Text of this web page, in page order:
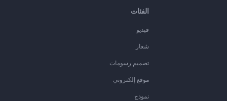
الفئات
فيديو
شعار
تصميم رسومات
موقع إلكتروني
نموذج